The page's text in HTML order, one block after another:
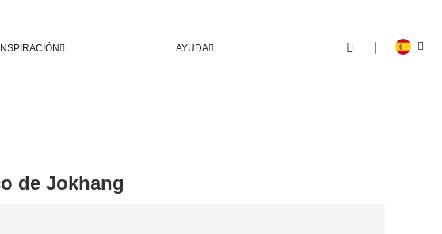
INSPIRACIÓN AYUDA
de Jokhang